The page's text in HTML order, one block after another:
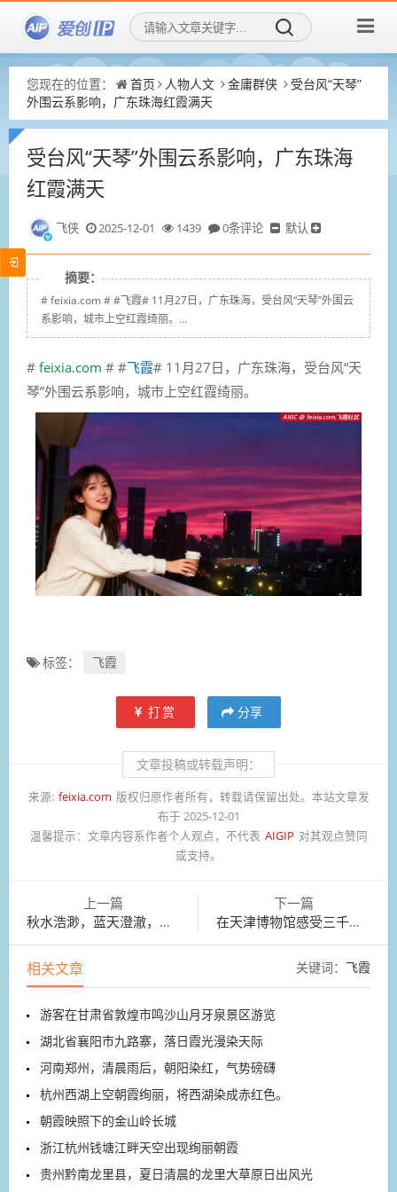
您现在的位置： 首页 人物人文 金庸群侠
受台风“天琴”
外围云系影响，广东珠海红霞满天
受台风“天琴”外围云系影响，广东珠海
红霞满天
飞侠 2025-12-01 1439 0条评论 默认
摘要：
# feixia.com # #飞霞# 11月27日，广东珠海，受台风“天琴”外围云
系影响，城市上空红霞绮丽。...
# feixia.com # #飞霞# 11月27日，广东珠海，受台风“天
琴”外围云系影响，城市上空红霞绮丽。
标签： 飞霞
打赏 分享
文章投稿或转载声明：
来源: feixia.com 版权归原作者所有，转载请保留出处。本站文章发
布于 2025-12-01
温馨提示： 文章内容系作者个人观点，不代表 AIGIP 对其观点赞同
或支持。
上一篇
秋水浩渺，蓝天澄澈，白云悠然，湖畔伊人
下一篇
在天津博物馆感受三千年前的中国制造
相关文章 关键词： 飞霞
游客在甘肃省敦煌市鸣沙山月牙泉景区游览
湖北省襄阳市九路寨，落日霞光漫染天际
河南郑州，清晨雨后，朝阳染红，气势磅礴
杭州西湖上空朝霞绚丽，将西湖染成赤红色。
朝霞映照下的金山岭长城
浙江杭州钱塘江畔天空出现绚丽朝霞
贵州黔南龙里县，夏日清晨的龙里大草原日出风光